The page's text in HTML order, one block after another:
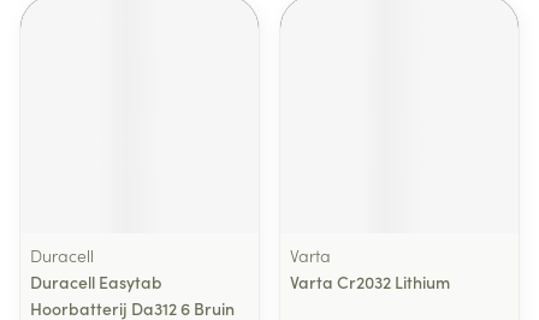
Duracell
Duracell Easytab
Hoorbatterij Da312 6 Bruin
Varta
Varta Cr2032 Lithium